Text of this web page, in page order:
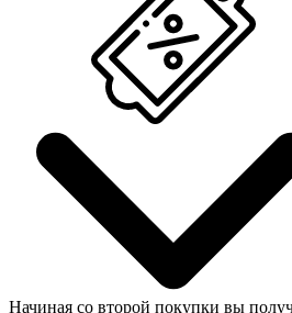
Начиная со второй покупки вы